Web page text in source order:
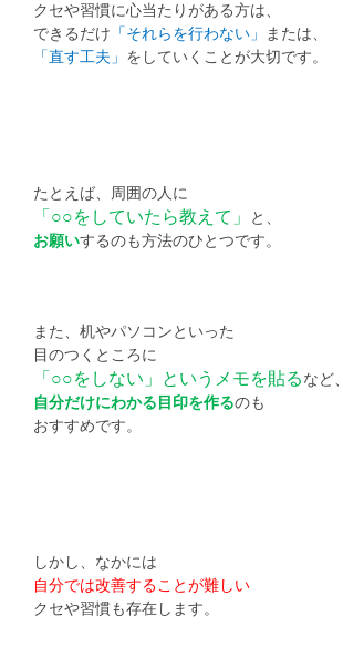
クセや習慣に心当たりがある方は、
できるだけ 「それらを行わない」
または、
「直す工夫」 をしていくことが大切です。
たとえば、周囲の人に
「○○をしていたら教えて」
と、
お願いするのも方法のひとつです。
また、机やパソコンといった
目のつくところに
「○○をしない」というメモを貼る など、
自分だけにわかる目印を作るのも
おすすめです。
しかし、なかには
自分では改善することが難しい
クセや習慣も存在します。